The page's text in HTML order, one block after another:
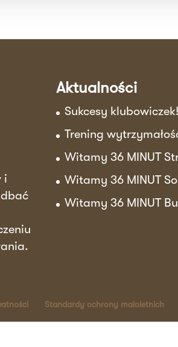
i
Aktualności
Sukcesy klubowiczek!
Trening
Witamy 36 MINUT
Witamy 36 MINUT
Witamy 36 MINUT
Standardy ochrony małoletnich